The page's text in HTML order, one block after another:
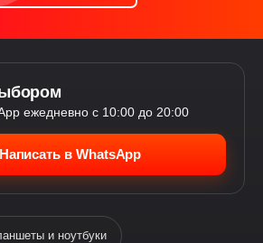
ежедневно с 10:00 до 20:00
в WhatsApp
и ноутбуки